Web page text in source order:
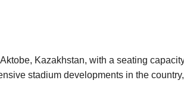
Kazakhstan, with a seating
stadium developments in the